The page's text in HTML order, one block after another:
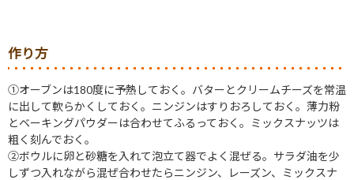
作り方
①オーブンは180度に予熱しておく。バターとクリームチーズを常温
に出して軟らかくしておく。ニンジンはすりおろしておく。薄力粉
とベーキングパウダーは合わせてふるっておく。ミックスナッツは
粗く刻んでおく。
②ボウルに卵と砂糖を入れて泡立て器でよく混ぜる。サラダ油を少
しずつ入れながら混ぜ合わせたらニンジン、レーズン、ミックスナ